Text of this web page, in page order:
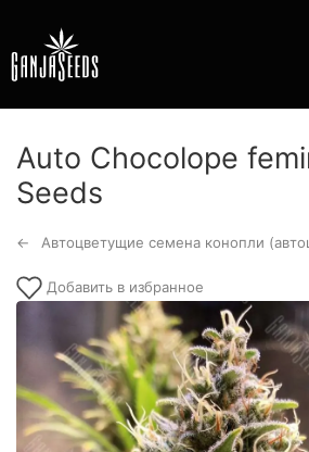
Auto Chocolope
Seeds
Автоцветущие семена конопли
Добавить в избранное